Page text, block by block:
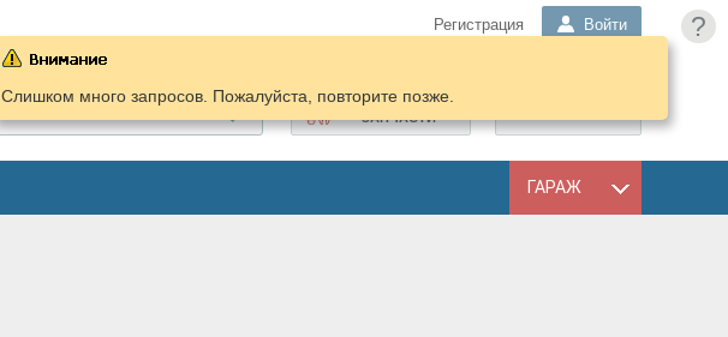
?
Регистрация Войти
ПОДОБРАТЬ
ЗАПЧАСТИ
ГАРАЖ
Слишком много запросов. Пожалуйста, повторите позже.